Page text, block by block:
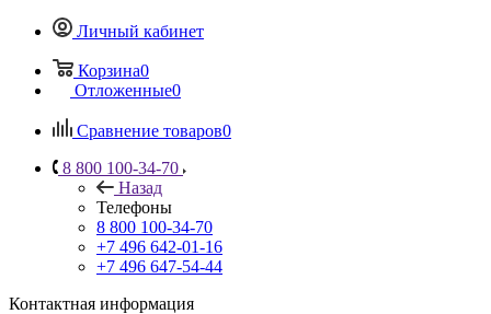
Личный кабинет
Корзина0
Отложенные0
Сравнение товаров0
8 800 100-34-70
Назад
Телефоны
8 800 100-34-70
+7 496 642-01-16
+7 496 647-54-44
Контактная информация